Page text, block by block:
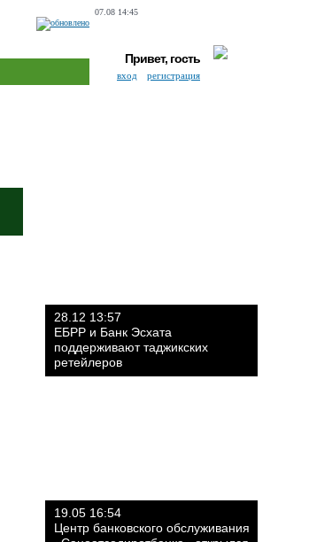
07.08 14:45
Привет, гость
вход регистрация
28.12 13:57
ЕБРР и Банк Эсхата
поддерживают таджикских
ретейлеров
19.05 16:54
Центр банковского обслуживания